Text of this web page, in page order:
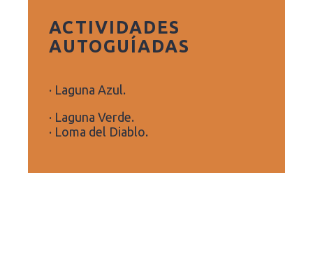
ACTIVIDADES
AUTOGUÍADAS
· Laguna Azul.
· Laguna Verde.
· Loma del Diablo.